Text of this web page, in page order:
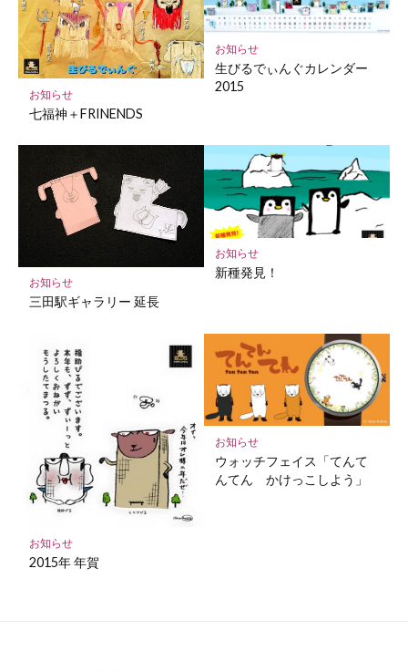
に
保
存
お知らせ
七福神＋FRINENDS
お知らせ
生びるでぃんぐカレンダー
2015
お知らせ
三田駅ギャラリー 延長
お知らせ
新種発見！
お知らせ
2015年 年賀
お知らせ
ウォッチフェイス「てんて
んてん かけっこしよう」